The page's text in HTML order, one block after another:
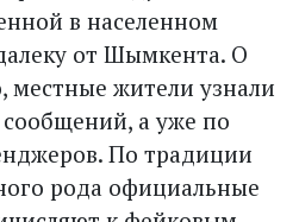
в населенном
от Шымкента. О
местные жители узнали
а уже по
По традиции
рода официальные